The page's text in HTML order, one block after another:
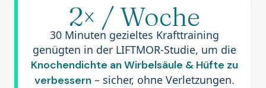
2× / Woche
30 Minuten gezieltes Krafttraining
genügten in der LIFTMOR-Studie, um die
Knochendichte an Wirbelsäule & Hüfte zu
verbessern – sicher, ohne Verletzungen.